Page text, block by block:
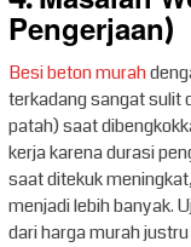
Pengerjaan)
Besi beton murah
terkadang sangat sulit
patah) saat
kerja karena durasi
saat ditekuk
menjadi lebih banyak.
dari harga murah